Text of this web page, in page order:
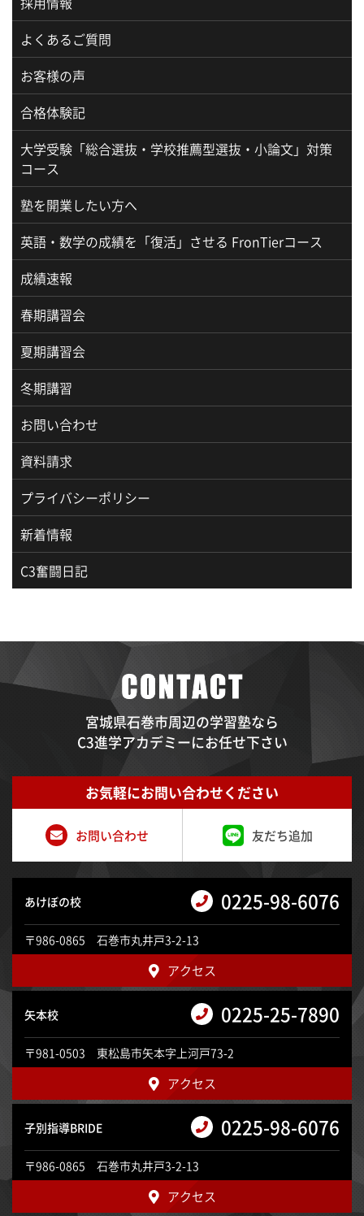
よくあるご質問
お客様の声
合格体験記
大学受験「総合選抜・学校推薦型選抜・小論文」対策
コース
塾を開業したい方へ
英語・数学の成績を「復活」させる FronTierコース
成績速報
春期講習会
夏期講習会
冬期講習
お問い合わせ
資料請求
プライバシーポリシー
新着情報
C3奮闘日記
宮城県石巻市周辺の学習塾なら
C3進学アカデミーにお任せ下さい
お気軽にお問い合わせください
お問い合わせ 友だち追加
あけぼの校 0225-98-6076
〒986-0865 石巻市丸井戸3-2-13
アクセス
矢本校 0225-25-7890
〒981-0503 東松島市矢本字上河戸73-2
アクセス
子別指導BRIDE 0225-98-6076
〒986-0865 石巻市丸井戸3-2-13
アクセス